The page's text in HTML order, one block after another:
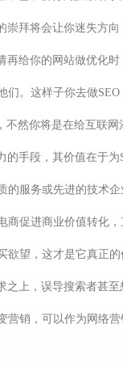
崇拜将会让你迷失方向
再给你的网站做优化
们。这样子你去做
不然你将是在给互联网
的手段，其价值在于
的服务或先进的技术
商促进商业价值转化
欲望，这才是它真正
之上，误导搜索者甚
营销，可以作为网络营